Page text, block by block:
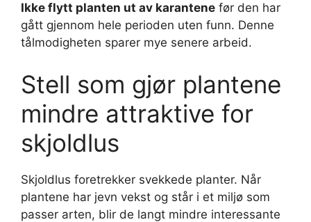
Ikke flytt planten ut av karantene før den har
gått gjennom hele perioden uten funn. Denne
tålmodigheten sparer mye senere arbeid.
Stell som gjør plantene
mindre attraktive for
skjoldlus
Skjoldlus foretrekker svekkede planter. Når
plantene har jevn vekst og står i et miljø som
passer arten, blir de langt mindre interessante